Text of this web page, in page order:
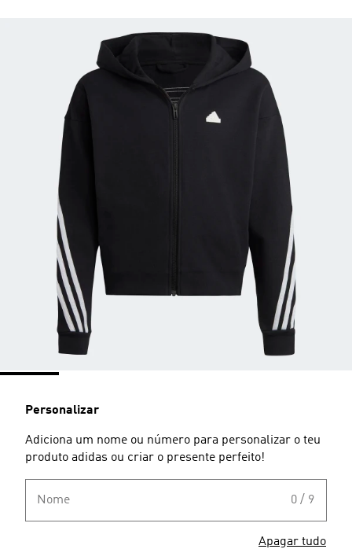
Personalizar
Adiciona um nome ou número para personalizar o teu
produto adidas ou criar o presente perfeito!
Nome 0 / 9
Apagar tudo